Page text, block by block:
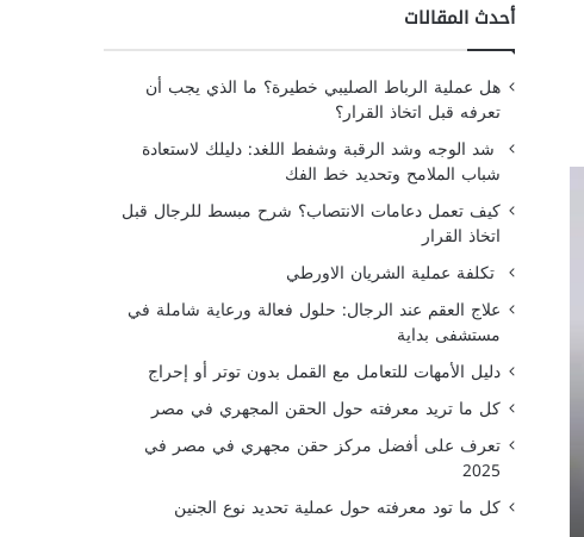
أحدث المقالات
هل عملية الرباط الصليبي خطيرة؟ ما الذي يجب أن
تعرفه قبل اتخاذ القرار؟
شد الوجه وشد الرقبة وشفط اللغد: دليلك لاستعادة
شباب الملامح وتحديد خط الفك
كيف تعمل دعامات الانتصاب؟ شرح مبسط للرجال قبل
اتخاذ القرار
تكلفة عملية الشريان الاورطي
علاج العقم عند الرجال: حلول فعالة ورعاية شاملة في
مستشفى بداية
دليل الأمهات للتعامل مع القمل بدون توتر أو إحراج
كل ما تريد معرفته حول الحقن المجهري في مصر
تعرف على أفضل مركز حقن مجهري في مصر في
2025
كل ما تود معرفته حول عملية تحديد نوع الجنين